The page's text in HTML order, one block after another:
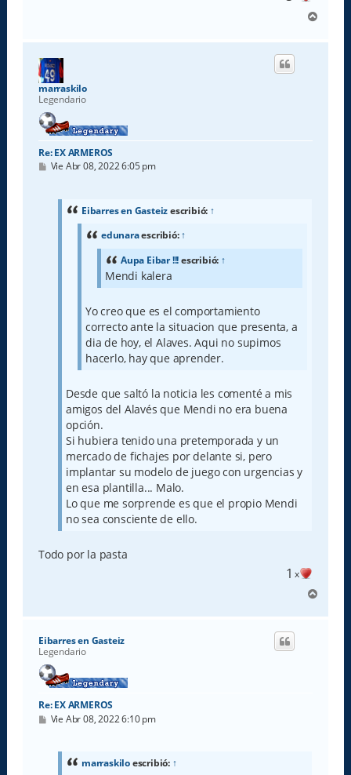
r
marraskilo
Legendario
Re: EX ARMEROS
M
Vie Abr 08, 2022 6:05 pm
Eibarres en Gasteizescribió: ↑
edunaraescribió:↑
Aupa Eibar !!!escribió: ↑
Mendi kalera
Yo creo que es el comportamiento
correcto ante la situacion que presenta, a
dia de hoy, el Alaves. Aqui no supimos
hacerlo, hay que aprender.
Desde que saltó la noticia les comenté a mis
amigos del Alavés que Mendi no era buena
opción.
Si hubiera tenido una pretemporada y un
mercado de fichajes por delante si, pero
implantar su modelo de juego con urgencias y
en esa plantilla... Malo.
Lo que me sorprende es que el propio Mendi
no sea consciente de ello.
Todo por la pasta
1 x
r
Eibarres en Gasteiz
Legendario
Re: EX ARMEROS
M
Vie Abr 08, 2022 6:10 pm
marraskiloescribió: ↑